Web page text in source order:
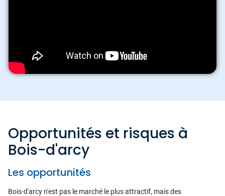
Opportunités et risques à
Bois-d'arcy
Les opportunités
Bois-d'arcy n'est pas le marché le plus attractif, mais des